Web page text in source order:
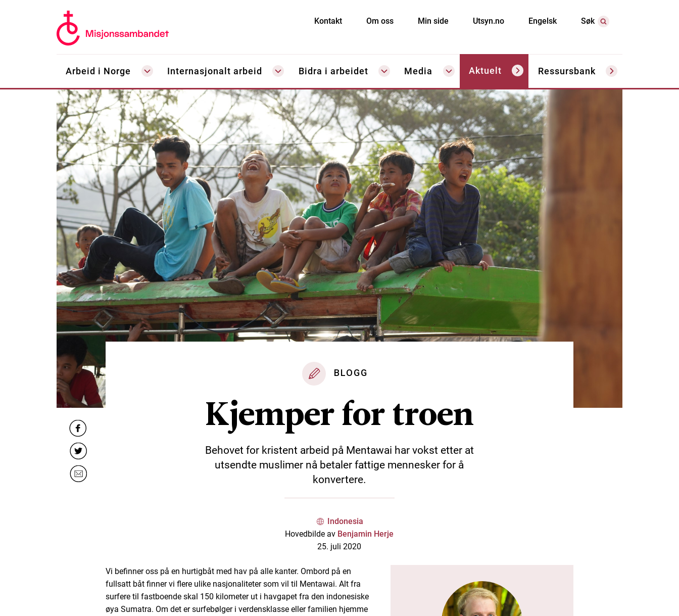
Kontakt Om oss Min side Utsyn.no Engelsk Søk
Arbeid i Norge Internasjonalt arbeid Bidra i arbeidet Media Aktuelt Ressursbank
BLOGG
Kjemper for troen
Behovet for kristent arbeid på Mentawai har vokst etter at
utsendte muslimer nå betaler fattige mennesker for å
konvertere.
Indonesia
Hovedbilde av Benjamin Herje
25. juli 2020
Vi befinner oss på en hurtigbåt med hav på alle kanter. Ombord på en
fullsatt båt finner vi flere ulike nasjonaliteter som vil til Mentawai. Alt fra
surfere til fastboende skal 150 kilometer ut i havgapet fra den indonesiske
øya Sumatra. Om det er surfebølger i verdensklasse eller familien hjemme